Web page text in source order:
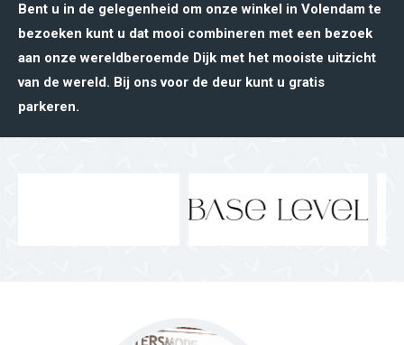
Bent u in de gelegenheid om onze winkel in Volendam te
bezoeken kunt u dat mooi combineren met een bezoek
aan onze wereldberoemde Dijk met het mooiste uitzicht
van de wereld. Bij ons voor de deur kunt u gratis
parkeren.